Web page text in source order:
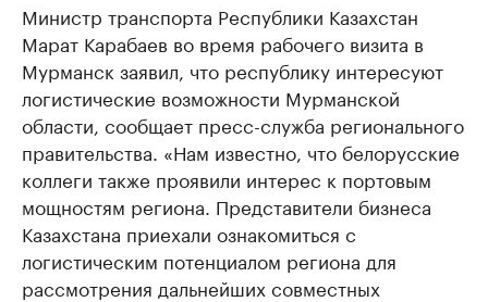
Министр транспорта Республики Казахстан
Марат Карабаев во время рабочего визита в
Мурманск заявил, что республику интересуют
логистические возможности Мурманской
области, сообщает пресс-служба регионального
правительства. «Нам известно, что белорусские
коллеги также проявили интерес к портовым
мощностям региона. Представители бизнеса
Казахстана приехали ознакомиться с
логистическим потенциалом региона для
рассмотрения дальнейших совместных